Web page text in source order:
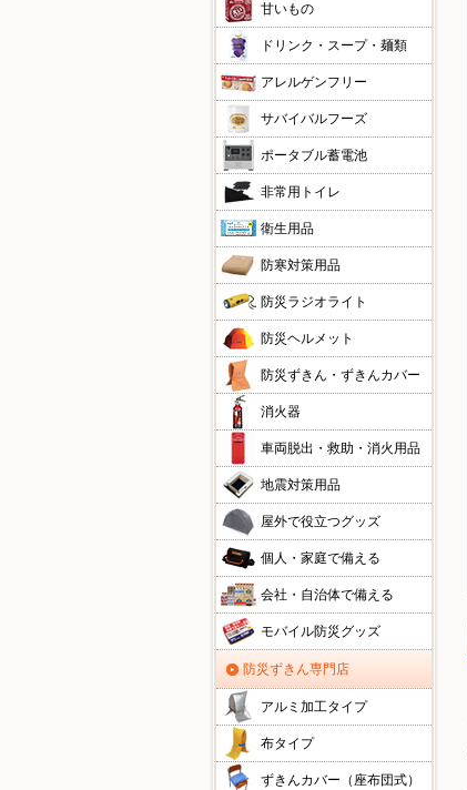
甘いもの
ドリンク・スープ・麺類
アレルゲンフリー
サバイバルフーズ
ポータブル蓄電池
非常用トイレ
衛生用品
防寒対策用品
防災ラジオライト
防災ヘルメット
防災ずきん・ずきんカバー
消火器
車両脱出・救助・消火用品
地震対策用品
屋外で役立つグッズ
個人・家庭で備える
会社・自治体で備える
モバイル防災グッズ
防災ずきん専門店
アルミ加工タイプ
布タイプ
ずきんカバー（座布団式）